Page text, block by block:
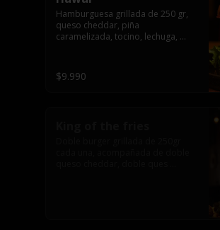
Hamburguesa grillada de 250 gr,
queso cheddar, piña
caramelizada, tocino, lechuga,
$9.990